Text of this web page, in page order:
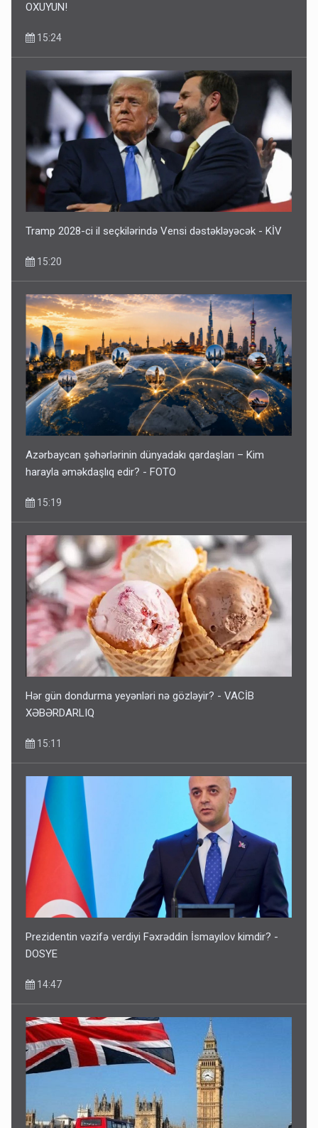
OXUYUN!
15:24
Tramp 2028-ci il seçkilərində Vensi dəstəkləyəcək - KİV
15:20
Azərbaycan şəhərlərinin dünyadakı qardaşları – Kim
harayla əməkdaşlıq edir? - FOTO
15:19
Hər gün dondurma yeyənləri nə gözləyir? - VACİB
XƏBƏRDARLIQ
15:11
Prezidentin vəzifə verdiyi Fəxrəddin İsmayılov kimdir? -
DOSYE
14:47